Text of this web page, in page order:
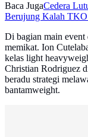
Baca JugaCedera
Berujung Kalah
Di bagian main event
memikat. Ion
kelas light
Christian Rodriguez
beradu strategi
bantamweight.